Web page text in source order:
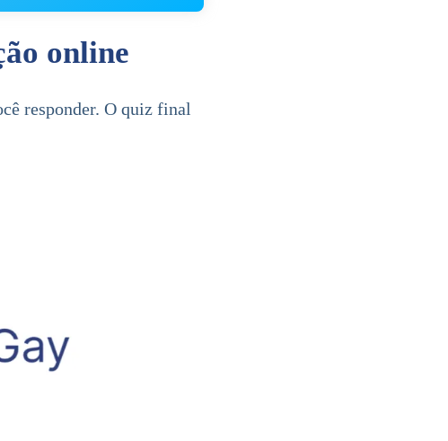
online
responder. O quiz final